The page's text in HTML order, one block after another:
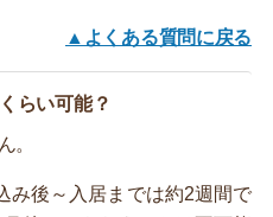
▲よくある質問に戻る
らい可能？
。
み後～入居までは約2週間で